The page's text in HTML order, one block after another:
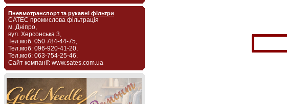
Пневмотранспорт та рукавні фільтри
САТЕС промислова фільтрація
м. Дніпро,
вул. Херсонська 3,
Тел.моб: 050 784-44-75,
Тел.моб: 096-920-41-20,
Тел.моб: 063-754-25-46.
Сайт компанії: www.sates.com.ua